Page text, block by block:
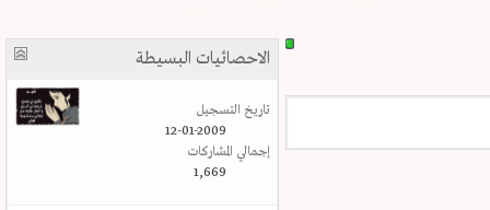
الاحصائيات البسيطة
تاريخ التسجيل
12-01-2009
إجمالي المشاركات
1,669